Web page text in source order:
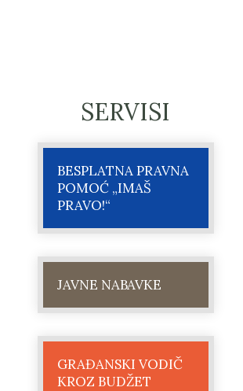
SERVISI
BESPLATNA PRAVNA
POMOĆ „IMAŠ
PRAVO!“
JAVNE NABAVKE
GRAĐANSKI VODIČ
KROZ BUDŽET